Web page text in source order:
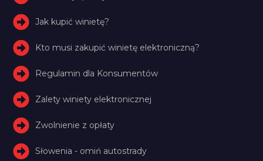
Jak kupić winietę?
Kto musi zakupić winietę elektroniczną?
Regulamin dla Konsumentów
Zalety winiety elektronicznej
Zwolnienie z opłaty
Słowenia - omiń autostrady